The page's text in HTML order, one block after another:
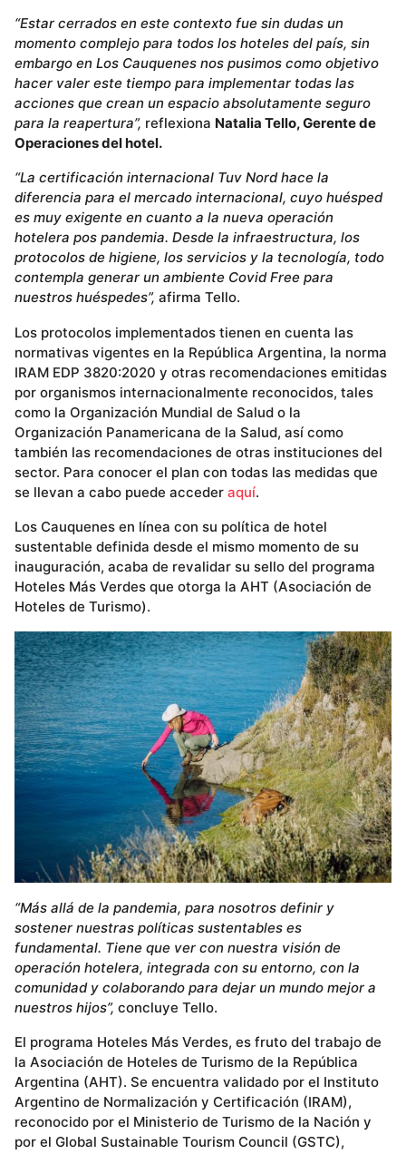
“Estar cerrados en este contexto fue sin dudas un
momento complejo para todos los hoteles del país, sin
embargo en Los Cauquenes nos pusimos como objetivo
hacer valer este tiempo para implementar todas las
acciones que crean un espacio absolutamente seguro
para la reapertura”, reflexiona Natalia Tello, Gerente de
Operaciones del hotel.
“La certificación internacional Tuv Nord hace la
diferencia para el mercado internacional, cuyo huésped
es muy exigente en cuanto a la nueva operación
hotelera pos pandemia. Desde la infraestructura, los
protocolos de higiene, los servicios y la tecnología, todo
contempla generar un ambiente Covid Free para
nuestros huéspedes”, afirma Tello.
Los protocolos implementados tienen en cuenta las
normativas vigentes en la República Argentina, la norma
IRAM EDP 3820:2020 y otras recomendaciones emitidas
por organismos internacionalmente reconocidos, tales
como la Organización Mundial de Salud o la
Organización Panamericana de la Salud, así como
también las recomendaciones de otras instituciones del
sector. Para conocer el plan con todas las medidas que
se llevan a cabo puede acceder aquí.
Los Cauquenes en línea con su política de hotel
sustentable definida desde el mismo momento de su
inauguración, acaba de revalidar su sello del programa
Hoteles Más Verdes que otorga la AHT (Asociación de
Hoteles de Turismo).
“Más allá de la pandemia, para nosotros definir y
sostener nuestras políticas sustentables es
fundamental. Tiene que ver con nuestra visión de
operación hotelera, integrada con su entorno, con la
comunidad y colaborando para dejar un mundo mejor a
nuestros hijos”, concluye Tello.
El programa Hoteles Más Verdes, es fruto del trabajo de
la Asociación de Hoteles de Turismo de la República
Argentina (AHT). Se encuentra validado por el Instituto
Argentino de Normalización y Certificación (IRAM),
reconocido por el Ministerio de Turismo de la Nación y
por el Global Sustainable Tourism Council (GSTC),